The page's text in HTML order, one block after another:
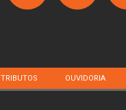
TRIBUTOS OUVIDORIA